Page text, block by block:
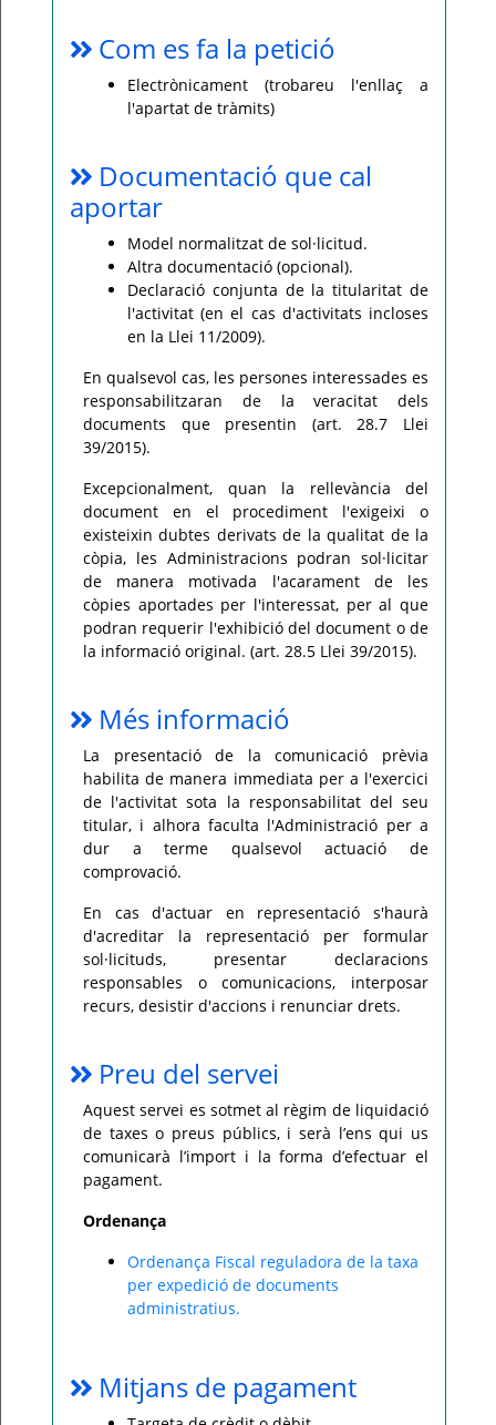
Com es fa la petició
Electrònicament (trobareu l'enllaç a
l'apartat de tràmits)
Documentació que cal
aportar
Model normalitzat de sol·licitud.
Altra documentació (opcional).
Declaració conjunta de la titularitat de
l'activitat (en el cas d'activitats incloses
en la Llei 11/2009).
En qualsevol cas, les persones interessades es
responsabilitzaran de la veracitat dels
documents que presentin (art. 28.7 Llei
39/2015).
Excepcionalment, quan la rellevància del
document en el procediment l'exigeixi o
existeixin dubtes derivats de la qualitat de la
còpia, les Administracions podran sol·licitar
de manera motivada l'acarament de les
còpies aportades per l'interessat, per al que
podran requerir l'exhibició del document o de
la informació original. (art. 28.5 Llei 39/2015).
Més informació
La presentació de la comunicació prèvia
habilita de manera immediata per a l'exercici
de l'activitat sota la responsabilitat del seu
titular, i alhora faculta l'Administració per a
dur a terme qualsevol actuació de
comprovació.
En cas d'actuar en representació s'haurà
d'acreditar la representació per formular
sol·licituds, presentar declaracions
responsables o comunicacions, interposar
recurs, desistir d'accions i renunciar drets.
Preu del servei
Aquest servei es sotmet al règim de liquidació
de taxes o preus públics, i serà l’ens qui us
comunicarà l’import i la forma d’efectuar el
pagament.
Ordenança
Ordenança Fiscal reguladora de la taxa
per expedició de documents
administratius.
Mitjans de pagament